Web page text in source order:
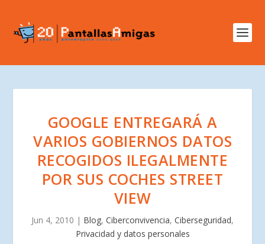
GOOGLE ENTREGARÁ A
VARIOS GOBIERNOS DATOS
RECOGIDOS ILEGALMENTE
POR SUS COCHES STREET
VIEW
Jun 4, 2010 | Blog, Ciberconvivencia, Ciberseguridad,
Privacidad y datos personales